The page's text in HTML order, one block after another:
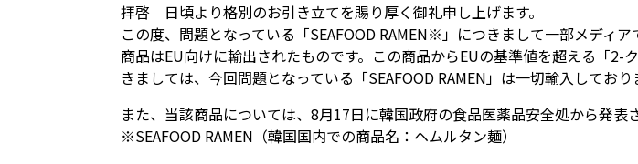
拝啓 日頃より格別のお引き立てを賜り厚く御礼申し上げます。
この度、問題となっている「SEAFOOD RAMEN※」につきまして一部メディ
商品はEU向けに輸出されたものです。この商品からEUの基準値を超える「
きましては、今回問題となっている「SEAFOOD RAMEN」は一切輸入しており
また、当該商品については、8月17日に韓国政府の食品医薬品安全処から発表
※SEAFOOD RAMEN（韓国国内での商品名：ヘムルタン麺）